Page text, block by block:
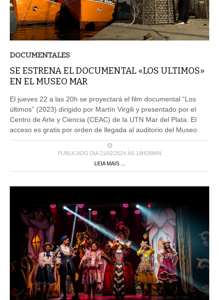
DOCUMENTALES
SE ESTRENA EL DOCUMENTAL «LOS ULTIMOS»
EN EL MUSEO MAR
El jueves 22 a las 20h se proyectará el film documental “Los
últimos” (2023) dirigido por Martín Virgili y presentado por el
Centro de Arte y Ciencia (CEAC) de la UTN Mar del Plata. El
acceso es gratis por orden de llegada al auditorio del Museo.
PUBLICADO DIA 21/02/2024 ÀS 18H28MIN
LEIA MAIS ...